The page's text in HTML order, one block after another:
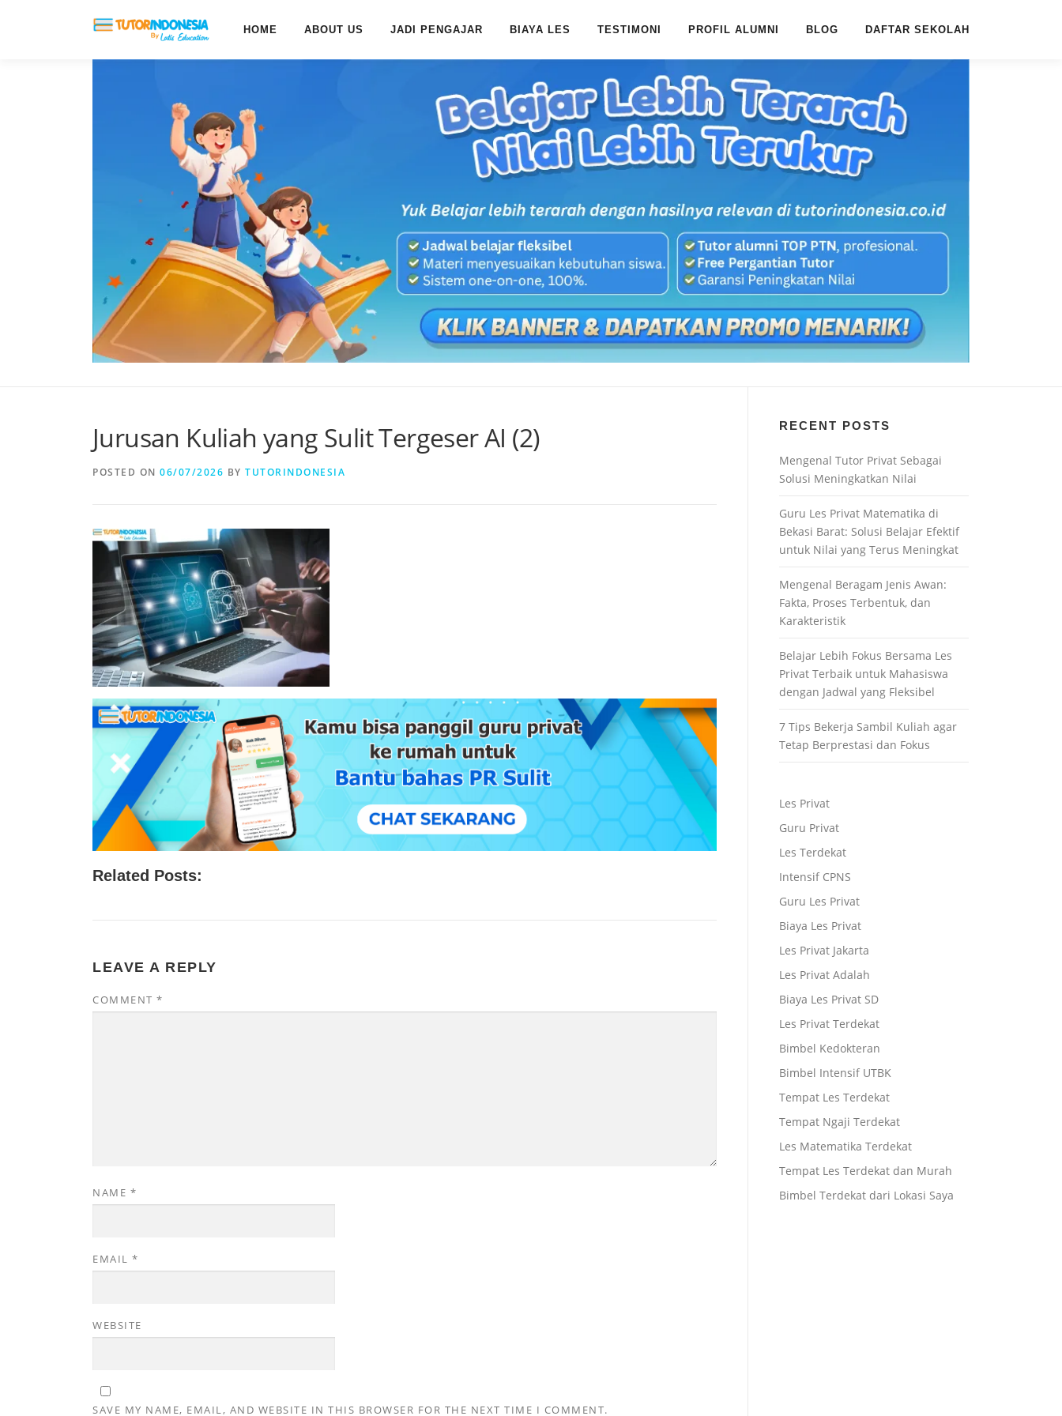
HOME ABOUT US JADI PENGAJAR BIAYA LES TESTIMONI PROFIL ALUMNI BLOG DAFTAR SEKOLAH
Jurusan Kuliah yang Sulit Tergeser AI (2)
POSTED ON 06/07/2026 BY TUTORINDONESIA
Related Posts:
LEAVE A REPLY
COMMENT *
NAME *
EMAIL *
WEBSITE
SAVE MY NAME, EMAIL, AND WEBSITE IN THIS BROWSER FOR THE NEXT TIME I COMMENT.
RECENT POSTS
Mengenal Tutor Privat Sebagai
Solusi Meningkatkan Nilai
Guru Les Privat Matematika di
Bekasi Barat: Solusi Belajar Efektif
untuk Nilai yang Terus Meningkat
Mengenal Beragam Jenis Awan:
Fakta, Proses Terbentuk, dan
Karakteristik
Belajar Lebih Fokus Bersama Les
Privat Terbaik untuk Mahasiswa
dengan Jadwal yang Fleksibel
7 Tips Bekerja Sambil Kuliah agar
Tetap Berprestasi dan Fokus
Les Privat
Guru Privat
Les Terdekat
Intensif CPNS
Guru Les Privat
Biaya Les Privat
Les Privat Jakarta
Les Privat Adalah
Biaya Les Privat SD
Les Privat Terdekat
Bimbel Kedokteran
Bimbel Intensif UTBK
Tempat Les Terdekat
Tempat Ngaji Terdekat
Les Matematika Terdekat
Tempat Les Terdekat dan Murah
Bimbel Terdekat dari Lokasi Saya